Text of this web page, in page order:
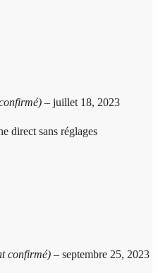
– juillet 18, 2023
direct sans réglages
confirmé) – septembre 25, 2023